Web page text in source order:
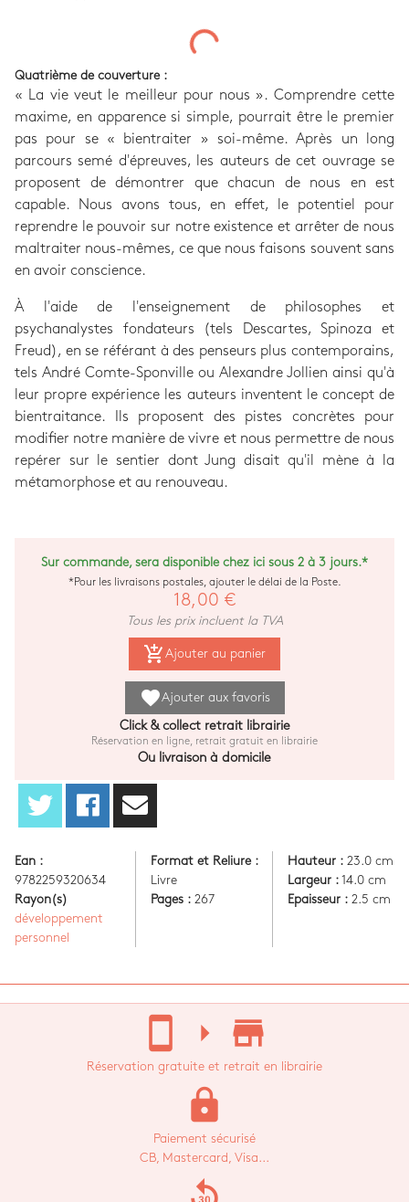
Quatrième de couverture :
« La vie veut le meilleur pour nous ». Comprendre cette
maxime, en apparence si simple, pourrait être le premier
pas pour se « bientraiter » soi-même. Après un long
parcours semé d'épreuves, les auteurs de cet ouvrage se
proposent de démontrer que chacun de nous en est
capable. Nous avons tous, en effet, le potentiel pour
reprendre le pouvoir sur notre existence et arrêter de nous
maltraiter nous-mêmes, ce que nous faisons souvent sans
en avoir conscience.
À l'aide de l'enseignement de philosophes et
psychanalystes fondateurs (tels Descartes, Spinoza et
Freud), en se référant à des penseurs plus contemporains,
tels André Comte-Sponville ou Alexandre Jollien ainsi qu'à
leur propre expérience les auteurs inventent le concept de
bientraitance. Ils proposent des pistes concrètes pour
modifier notre manière de vivre et nous permettre de nous
repérer sur le sentier dont Jung disait qu'il mène à la
métamorphose et au renouveau.
Sur commande, sera disponible chez ici sous 2 à 3 jours.*
*Pour les livraisons postales, ajouter le délai de la Poste.
18,00 €
Tous les prix incluent la TVA
add_shopping_cart Ajouter au panier
favoriteAjouter aux favoris
Click & collect retrait librairie
Réservation en ligne, retrait gratuit en librairie
Ou livraison à domicile
Ean :
9782259320634
Rayon(s)
développement
personnel
Format et Reliure :
Livre
Pages : 267
Hauteur :23.0 cm
Largeur :14.0 cm
Epaisseur :2.5 cm
stay_current_portrait arrow_right store_mall_directory
Réservation gratuite et retrait en librairie
lock
Paiement sécurisé
CB, Mastercard, Visa...